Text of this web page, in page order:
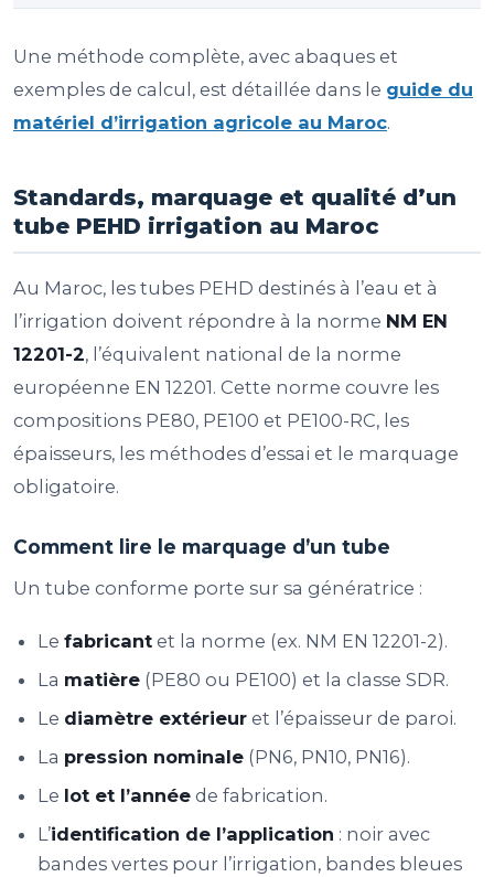
Une méthode complète, avec abaques et
exemples de calcul, est détaillée dans le guide du
matériel d’irrigation agricole au Maroc.
Standards, marquage et qualité d’un
tube PEHD irrigation au Maroc
Au Maroc, les tubes PEHD destinés à l’eau et à
l’irrigation doivent répondre à la norme NM EN
12201-2, l’équivalent national de la norme
européenne EN 12201. Cette norme couvre les
compositions PE80, PE100 et PE100-RC, les
épaisseurs, les méthodes d’essai et le marquage
obligatoire.
Comment lire le marquage d’un tube
Un tube conforme porte sur sa génératrice :
Le fabricant et la norme (ex. NM EN 12201-2).
La matière (PE80 ou PE100) et la classe SDR.
Le diamètre extérieur et l’épaisseur de paroi.
La pression nominale (PN6, PN10, PN16).
Le lot et l’année de fabrication.
L’identification de l’application : noir avec
bandes vertes pour l’irrigation, bandes bleues